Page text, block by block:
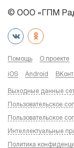
© ООО «ГПМ
Помощь О проекте
iOS Android
Выходные данные
Пользовательское
Пользовательское
Интеллектуальные
Политика